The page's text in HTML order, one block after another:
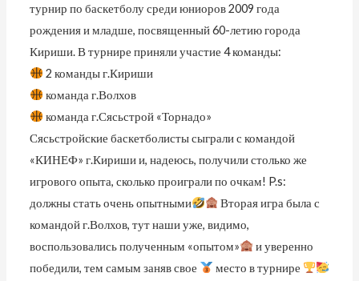
турнир по баскетболу среди юниоров 2009 года
рождения и младше, посвященный 60-летию города
Кириши. В турнире приняли участие 4 команды:
2 команды г.Кириши
команда г.Волхов
команда г.Сясьстрой «Торнадо»
Сясьстройские баскетболисты сыграли с командой
«КИНЕФ» г.Кириши и, надеюсь, получили столько же
игрового опыта, сколько проиграли по очкам! P.s:
должны стать очень опытными
Вторая игра была с
командой г.Волхов, тут наши уже, видимо,
воспользовались полученным «опытом»
и уверенно
победили, тем самым заняв свое
место в турнире